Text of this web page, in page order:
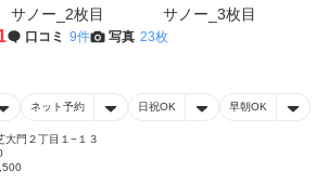
口コミ 9件 写真 23枚
ネット予約 日祝OK 早朝OK
大門２丁目１−１３